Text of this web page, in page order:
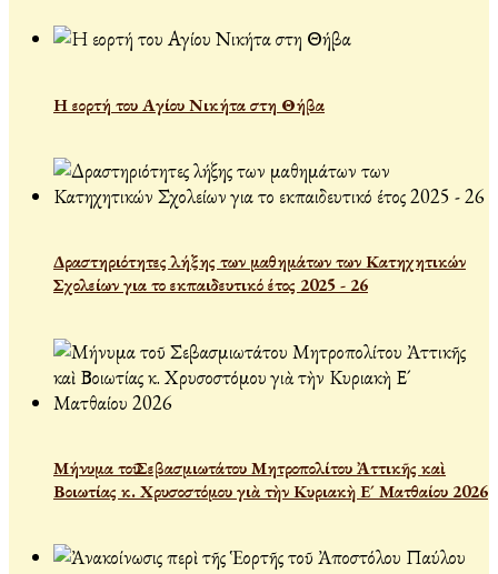
Η εορτή του Αγίου Νικήτα στη Θήβα
Δραστηριότητες λήξης των μαθημάτων των Κατηχητικών
Σχολείων για το εκπαιδευτικό έτος 2025 - 26
Μήνυμα τοῦ Σεβασμιωτάτου Μητροπολίτου Ἀττικῆς καὶ
Βοιωτίας κ. Χρυσοστόμου γιὰ τὴν Κυριακὴ Ε´ Ματθαίου 2026